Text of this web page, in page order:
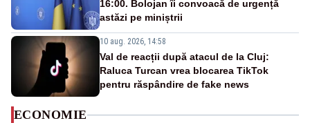
16:00. Bolojan îi convoacă de urgență
astăzi pe miniștrii
10 aug. 2026, 14:58
Val de reacții după atacul de la Cluj:
Raluca Turcan vrea blocarea TikTok
pentru răspândire de fake news
ECONOMIE